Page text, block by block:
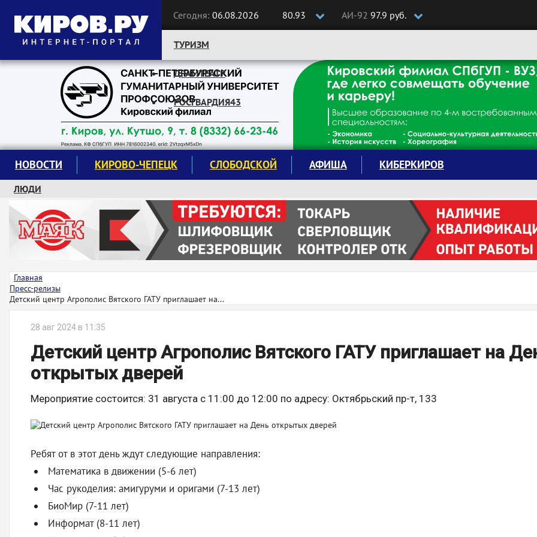
Сегодня: 06.08.2026 80.93 АИ-92 97.9 руб.
Следите за новостями:
ТУРИЗМ
ДРАМТЕАТР
РОСГВАРДИЯ43
НОВОСТИ КИРОВО-ЧЕПЕЦК СЛОБОДСКОЙ АФИША КИБЕРКИРОВ
ЛЮДИ
КРУЖКИ И СЕКЦИИ
ЗАВОДУ "МАЯК" 85 ЛЕТ
ЭКОЛОГИЯ
Главная
Пресс-релизы
Детский центр Агрополис Вятского ГАТУ приглашает на...
28 авг 2024 в 11:35
Детский центр Агрополис Вятского ГАТУ приглашает на
открытых дверей
Мероприятие состоится: 31 августа с 11:00 до 12:00 по адресу: Октябрьский пр-т, 133
Ребят от в этот день ждут следующие направления:
Математика в движении (5-6 лет)
Час рукоделия: амигуруми и оригами (7-13 лет)
БиоМир (7-11 лет)
Информат (8-11 лет)